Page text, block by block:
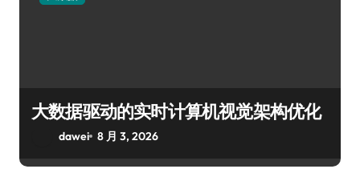
大数据驱动的实时计算机视觉架构优化
dawei 8 月 3, 2026